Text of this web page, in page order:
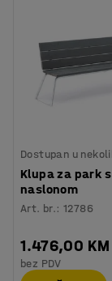
Dostupan u
Klupa za park s
naslonom
Art. br.:12786
1.476,00 KM
bez PDV